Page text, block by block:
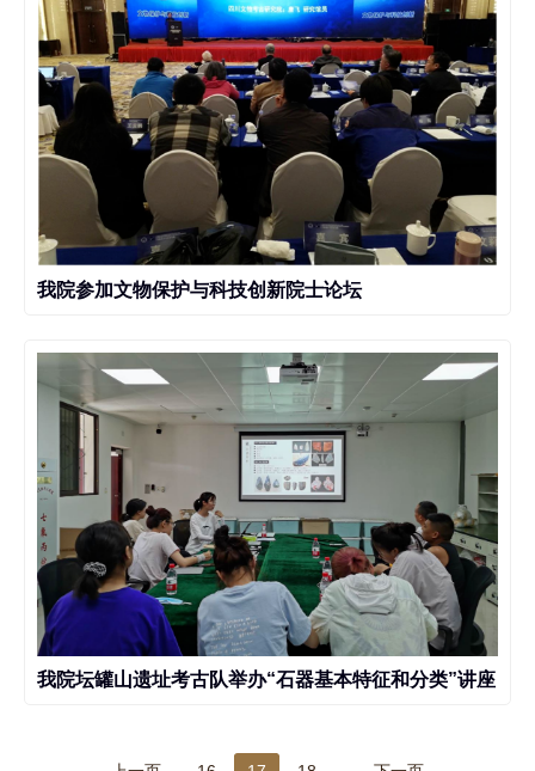
我院参加文物保护与科技创新院士论坛
我院坛罐山遗址考古队举办“石器基本特征和分类”讲座